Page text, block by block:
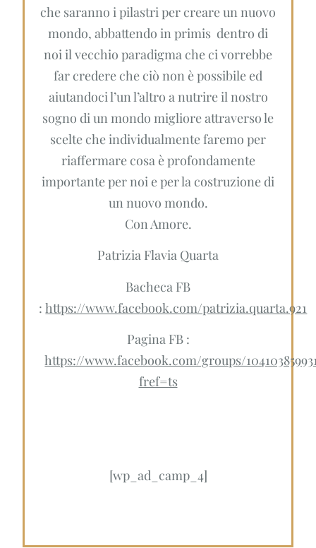
che saranno i pilastri per creare un nuovo
mondo, abbattendo in primis dentro di
noi il vecchio paradigma che ci vorrebbe
far credere che ciò non è possibile ed
aiutandoci l’un l’altro a nutrire il nostro
sogno di un mondo migliore attraverso le
scelte che individualmente faremo per
riaffermare cosa è profondamente
importante per noi e per la costruzione di
un nuovo mondo.
Con Amore.
Patrizia Flavia Quarta
Bacheca FB
:https://www.facebook.com/patrizia.quarta.921
Pagina FB :
https://www.facebook.com/groups/
fref=ts
[wp_ad_camp_4]